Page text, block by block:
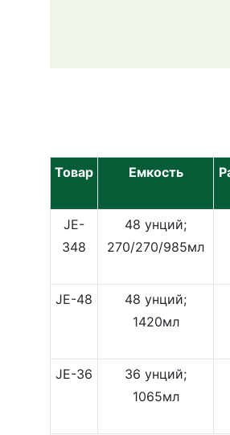
Товар Емкость
JE-
348
48 унций;
270/270/985мл
JE-48
48 унций;
1420мл
JE-36
36 унций;
1065мл